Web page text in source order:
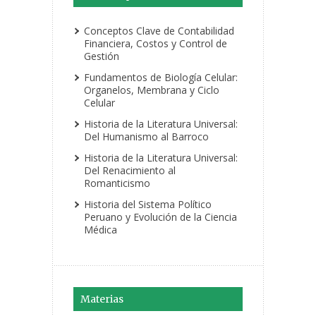
Conceptos Clave de Contabilidad
Financiera, Costos y Control de
Gestión
Fundamentos de Biología Celular:
Organelos, Membrana y Ciclo
Celular
Historia de la Literatura Universal:
Del Humanismo al Barroco
Historia de la Literatura Universal:
Del Renacimiento al
Romanticismo
Historia del Sistema Político
Peruano y Evolución de la Ciencia
Médica
Materias